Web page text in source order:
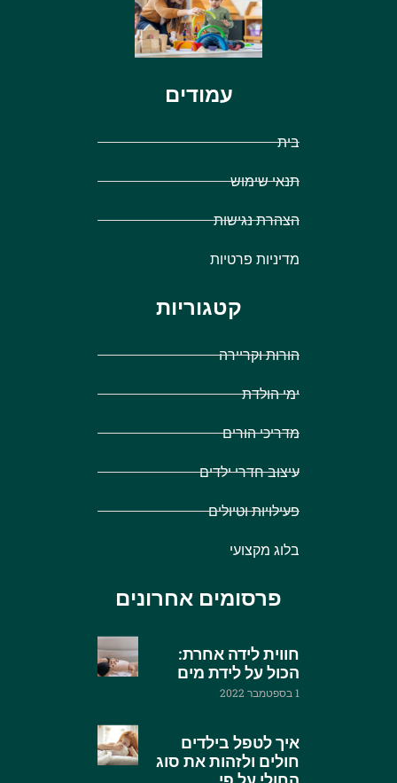
עמודים
בית
תנאי שימוש
הצהרת נגישות
מדיניות פרטיות
קטגוריות
הורות וקריירה
ימי הולדת
מדריכי הורים
עיצוב חדרי ילדים
פעילויות וטיולים
בלוג מקצועי
פרסומים אחרונים
חווית לידה אחרת:
הכול על לידת מים
1 בספטמבר 2022
איך לטפל בילדים
חולים ולזהות את סוג